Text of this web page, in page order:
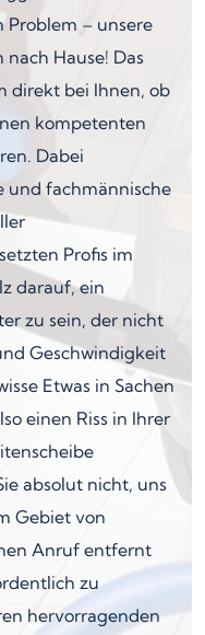
– unsere
Hause! Das
direkt bei Ihnen, ob
kompetenten
Dabei
und fachmännische
Profis im
darauf, ein
zu sein, der nicht
Geschwindigkeit
Etwas in Sachen
einen Riss in Ihrer
absolut nicht, uns
Gebiet von
Anruf entfernt
zu
hervorragenden